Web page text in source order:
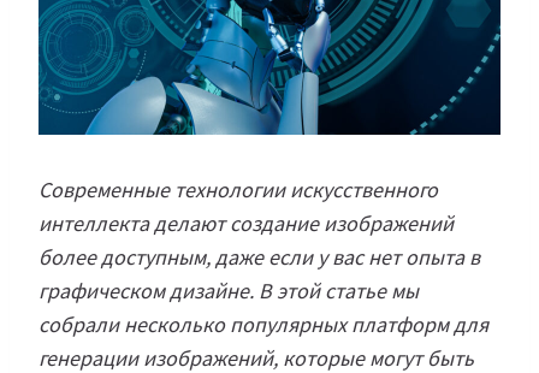
Современные технологии искусственного
интеллекта делают создание изображений
более доступным, даже если у вас нет опыта в
графическом дизайне. В этой статье мы
собрали несколько популярных платформ для
генерации изображений, которые могут быть